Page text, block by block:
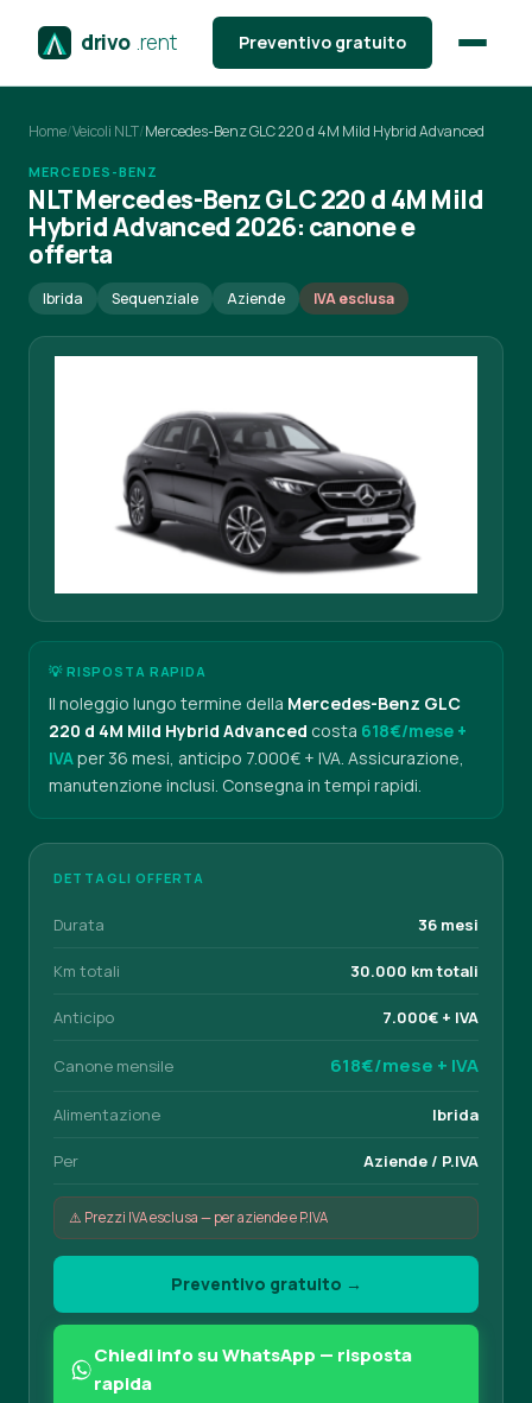
drivo .rent Preventivo gratuito
Home/Veicoli NLT/Mercedes-Benz GLC 220 d 4M Mild Hybrid Advanced
MERCEDES-BENZ
NLT Mercedes-Benz GLC 220 d 4M Mild
Hybrid Advanced 2026: canone e
offerta
Ibrida Sequenziale Aziende IVA esclusa
💡 RISPOSTA RAPIDA
Il noleggio lungo termine della Mercedes-Benz GLC
220 d 4M Mild Hybrid Advanced costa 618€/mese +
IVAper 36 mesi, anticipo 7.000€ + IVA. Assicurazione,
manutenzione inclusi. Consegna in tempi rapidi.
DETTAGLI OFFERTA
Durata 36 mesi
Km totali 30.000 km totali
Anticipo 7.000€ + IVA
Canone mensile 618€/mese + IVA
Alimentazione Ibrida
Per Aziende / P.IVA
⚠️ Prezzi IVA esclusa — per aziende e P.IVA
Preventivo gratuito →
Chiedi info su WhatsApp — risposta
rapida